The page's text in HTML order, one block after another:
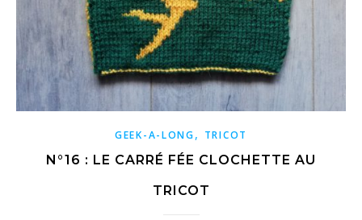
GEEK-A-LONG, TRICOT
N°16 : LE CARRÉ FÉE CLOCHETTE AU
TRICOT